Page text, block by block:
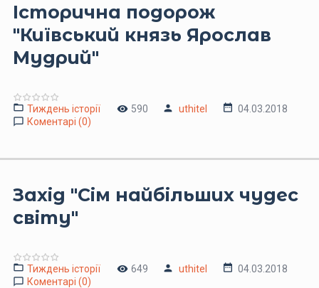
Історична подорож
"Київський князь Ярослав
Мудрий"
Тиждень історії 590 uthitel
04.03.2018
Коментарі (0)
Захід "Cім найбільших чудес
світу"
Тиждень історії 649 uthitel
04.03.2018
Коментарі (0)